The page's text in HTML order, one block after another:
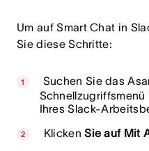
Um auf Smart Chat in
Sie diese Schritte:
Suchen Sie das
Ihres Slack-
KlickenSie auf Mit